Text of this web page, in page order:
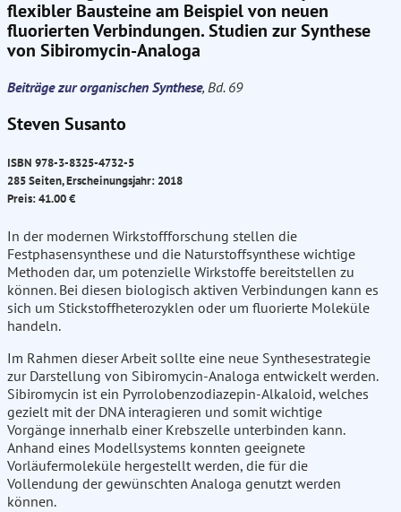
flexibler Bausteine am Beispiel von neuen
fluorierten Verbindungen. Studien zur Synthese
von Sibiromycin-Analoga
Beiträge zur organischen Synthese, Bd. 69
Steven Susanto
ISBN 978-3-8325-4732-5
285 Seiten, Erscheinungsjahr: 2018
Preis: 41.00 €
In der modernen Wirkstoffforschung stellen die
Festphasensynthese und die Naturstoffsynthese wichtige
Methoden dar, um potenzielle Wirkstoffe bereitstellen zu
können. Bei diesen biologisch aktiven Verbindungen kann es
sich um Stickstoffheterozyklen oder um fluorierte Moleküle
handeln.
Im Rahmen dieser Arbeit sollte eine neue Synthesestrategie
zur Darstellung von Sibiromycin-Analoga entwickelt werden.
Sibiromycin ist ein Pyrrolobenzodiazepin-Alkaloid, welches
gezielt mit der DNA interagieren und somit wichtige
Vorgänge innerhalb einer Krebszelle unterbinden kann.
Anhand eines Modellsystems konnten geeignete
Vorläufermoleküle hergestellt werden, die für die
Vollendung der gewünschten Analoga genutzt werden
können.